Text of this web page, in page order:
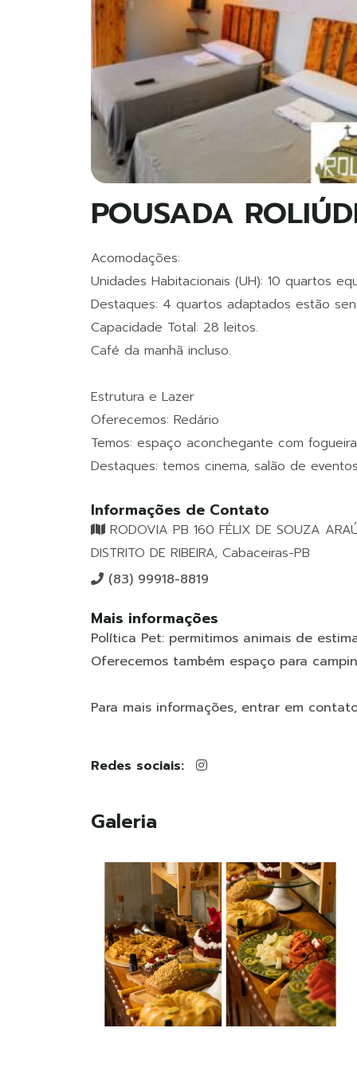
POUSADA
Acomodações:
Unidades Habitacionais (UH): 10 quartos
Destaques: 4 quartos adaptados estão
Capacidade Total: 28 leitos.
Café da manhã incluso.
Estrutura e Lazer
Oferecemos: Redário
Temos: espaço aconchegante com fogueira
Destaques: temos cinema, salão de
Informações de Contato
RODOVIA PB 160 FÉLIX DE SOUZA
DISTRITO DE RIBEIRA, Cabaceiras-PB
(83) 99918-8819
Mais informações
Política Pet: permitimos animais de
Oferecemos também espaço para
Para mais informações, entrar em
Redes sociais:
Galeria